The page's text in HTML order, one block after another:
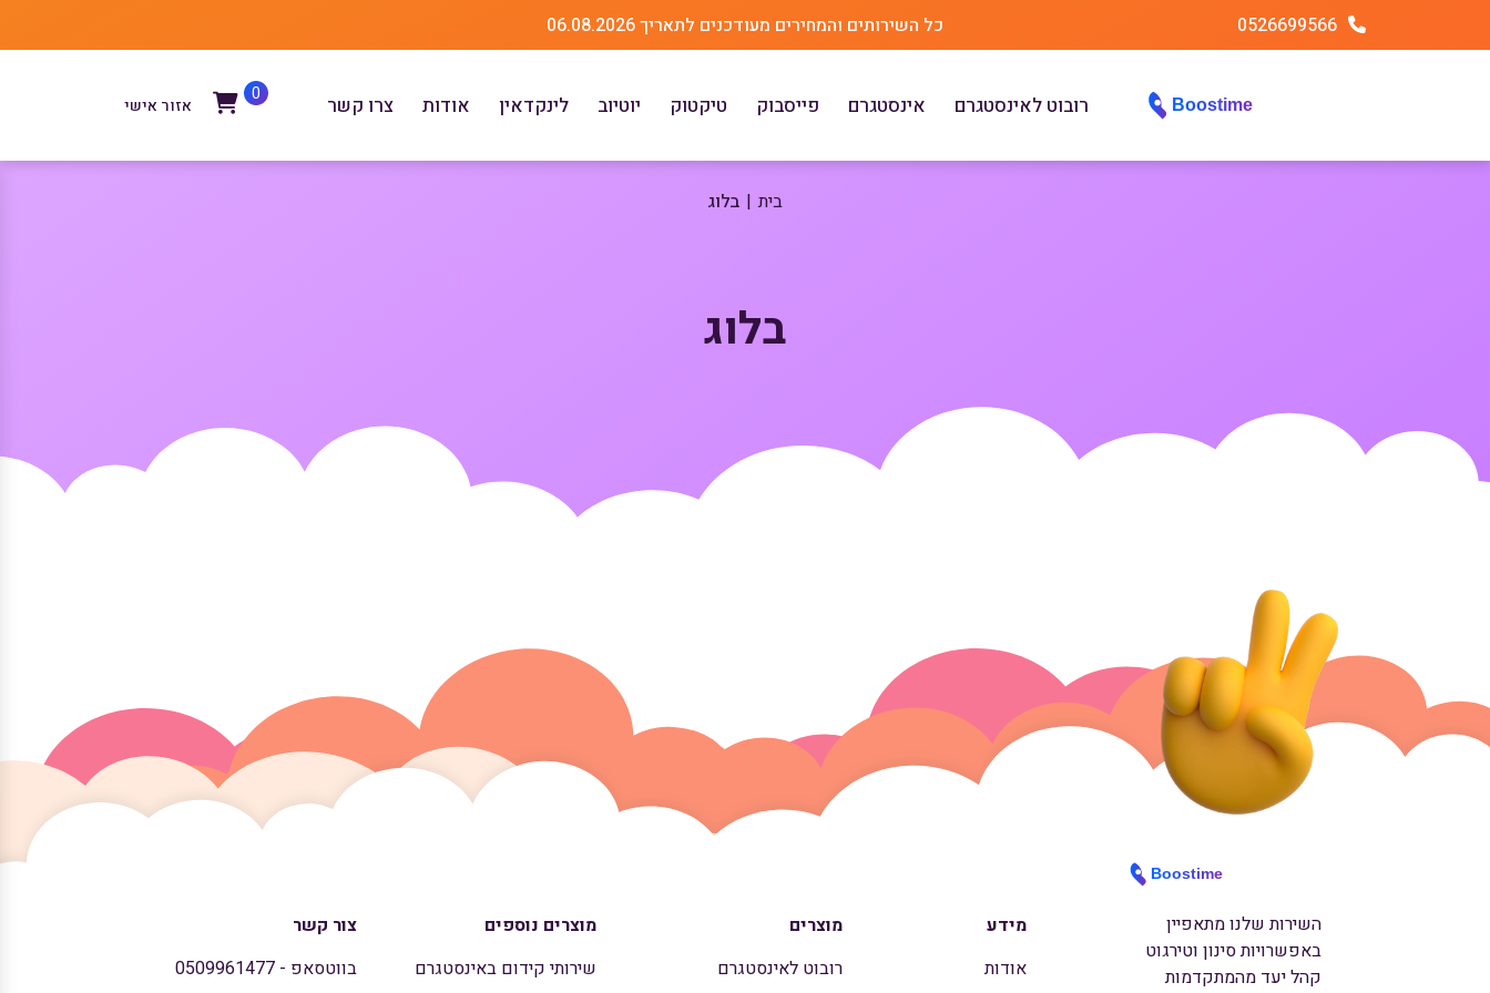
כל השירותים והמחירים מעודכנים לתאריך 06.08.2026 0526699566
רובוט לאינסטגרם אינסטגרם פייסבוק טיקטוק יוטיוב לינקדאין אודות צרו קשר 0 אזור אישי
בית בלוג
בלוג
השירות שלנו מתאפיין
באפשרויות סינון וטירגוט
קהל יעד מהמתקדמות
מידע
אודות
מוצרים
רובוט לאינסטגרם
מוצרים נוספים
שירותי קידום באינסטגרם
צור קשר
בווטסאפ - 0509961477